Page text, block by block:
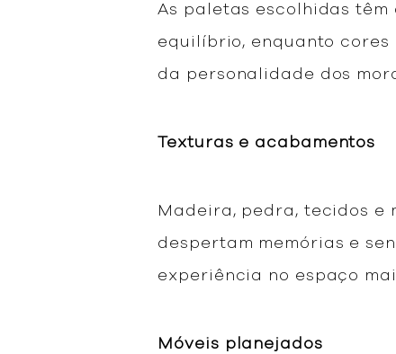
As paletas escolhidas
equilíbrio, enquanto cores
da personalidade dos
Texturas e acabamentos
Madeira, pedra, tecidos e
despertam memórias e
experiência no espaço
Móveis planejados